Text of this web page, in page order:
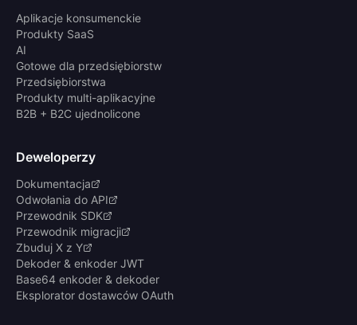
Aplikacje konsumenckie
Produkty SaaS
AI
Gotowe dla przedsiębiorstw
Przedsiębiorstwa
Produkty multi-aplikacyjne
B2B + B2C ujednolicone
Deweloperzy
Dokumentacja
Odwołania do API
Przewodnik SDK
Przewodnik migracji
Zbuduj X z Y
Dekoder & enkoder JWT
Base64 enkoder & dekoder
Eksplorator dostawców OAuth